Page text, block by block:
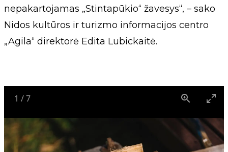
nepakartojamas „Stintapūkio“ žavesys“, – sako
Nidos kultūros ir turizmo informacijos centro
„Agila“ direktorė Edita Lubickaitė.
1 /7